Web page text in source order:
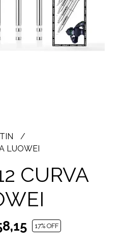
LUOWEI
CURVA
17% OFF